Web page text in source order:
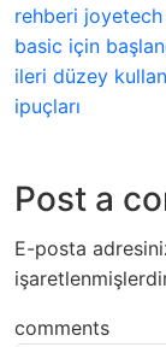
rehberi
basic için
ileri düzey
ipuçları
Post a
E-posta
comments